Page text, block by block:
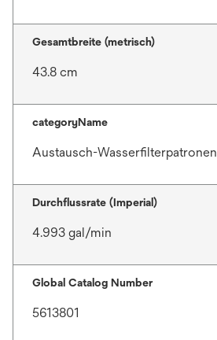
Gesamtbreite (metrisch)
43.8 cm
categoryName
Austausch-Wasserfilterpatronen
Durchflussrate (Imperial)
4.993 gal/min
Global Catalog Number
5613801